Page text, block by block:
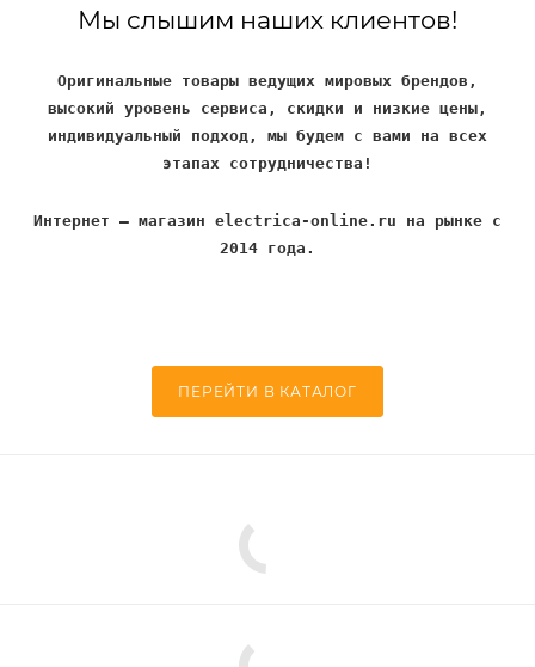
Мы слышим наших клиентов!
Оригинальные товары ведущих мировых брендов,
высокий уровень сервиса, скидки и низкие цены,
индивидуальный подход, мы будем с вами на всех
этапах сотрудничества!
Интернет – магазин electrica-online.ru на рынке с
2014 года.
ПЕРЕЙТИ В КАТАЛОГ